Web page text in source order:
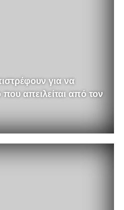
για να
απειλείται από τον